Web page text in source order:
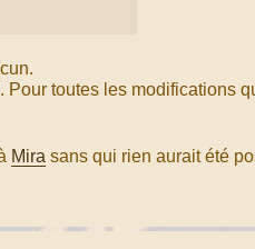
toutes les modifications
Mira sans qui rien aurait été